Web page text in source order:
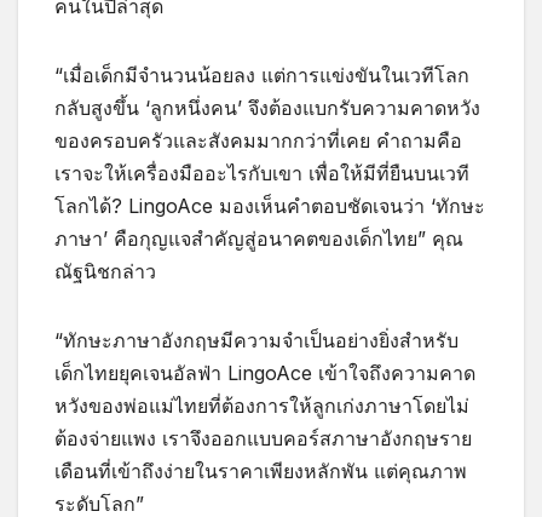
คนในปีล่าสุด
“เมื่อเด็กมีจำนวนน้อยลง แต่การแข่งขันในเวทีโลก
กลับสูงขึ้น ‘ลูกหนึ่งคน’ จึงต้องแบกรับความคาดหวัง
ของครอบครัวและสังคมมากกว่าที่เคย คำถามคือ
เราจะให้เครื่องมืออะไรกับเขา เพื่อให้มีที่ยืนบนเวที
โลกได้? LingoAce มองเห็นคำตอบชัดเจนว่า ‘ทักษะ
ภาษา’ คือกุญแจสำคัญสู่อนาคตของเด็กไทย” คุณ
ณัฐนิชกล่าว
“ทักษะภาษาอังกฤษมีความจำเป็นอย่างยิ่งสำหรับ
เด็กไทยยุคเจนอัลฟ่า LingoAce เข้าใจถึงความคาด
หวังของพ่อแม่ไทยที่ต้องการให้ลูกเก่งภาษาโดยไม่
ต้องจ่ายแพง เราจึงออกแบบคอร์สภาษาอังกฤษราย
เดือนที่เข้าถึงง่ายในราคาเพียงหลักพัน แต่คุณภาพ
ระดับโลก”